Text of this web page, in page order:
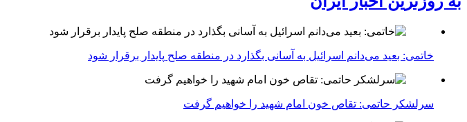
خاتمی: بعید می‌دانم اسرائیل به آسانی بگذارد در منطقه صلح پایدار برقرار شود
سرلشکر حاتمی: تقاص خون امام شهید را خواهیم گرفت